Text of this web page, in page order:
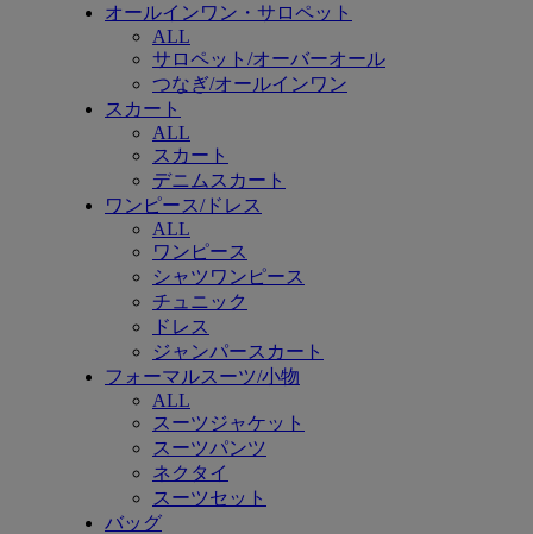
オールインワン・サロペット
ALL
サロペット/オーバーオール
つなぎ/オールインワン
スカート
ALL
スカート
デニムスカート
ワンピース/ドレス
ALL
ワンピース
シャツワンピース
チュニック
ドレス
ジャンパースカート
フォーマルスーツ/小物
ALL
スーツジャケット
スーツパンツ
ネクタイ
スーツセット
バッグ